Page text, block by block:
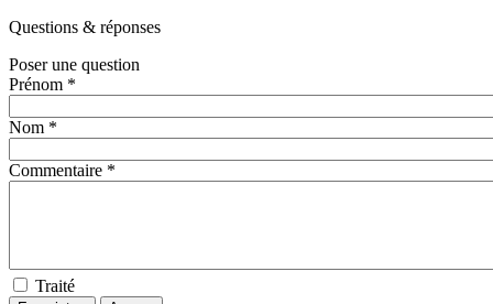
Questions & réponses
Poser une question
Prénom *
Nom *
Commentaire *
Traité